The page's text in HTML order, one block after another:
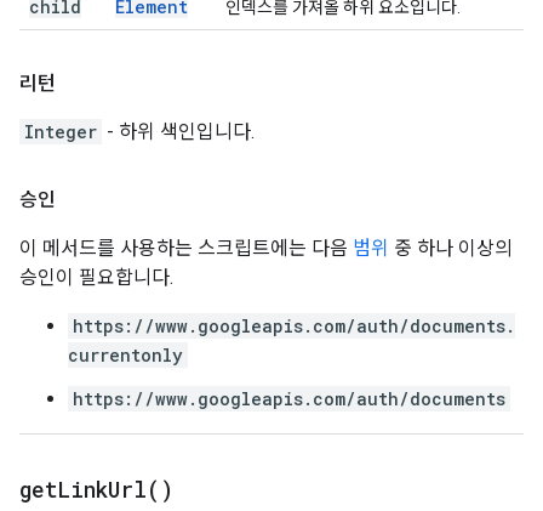
child Element 인덱스를 가져올 하위 요소입니다.
리턴
Integer - 하위 색인입니다.
승인
이 메서드를 사용하는 스크립트에는 다음 범위 중 하나 이상의
승인이 필요합니다.
https://www.googleapis.com/auth/documents.
currentonly
https://www.googleapis.com/auth/documents
getLinkUrl( )